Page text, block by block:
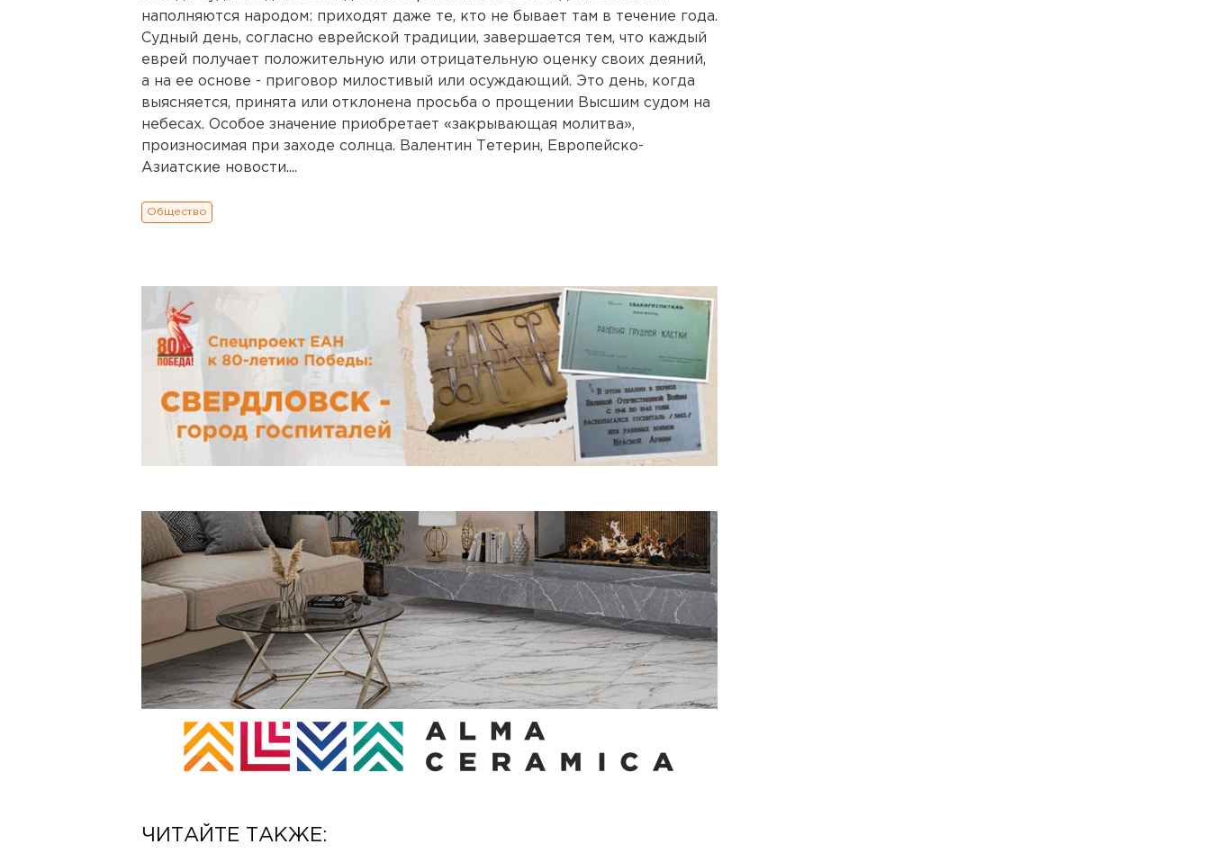
наполняются народом: приходят даже те, кто не бывает там в течение года.
Судный день, согласно еврейской традиции, завершается тем, что каждый
еврей получает положительную или отрицательную оценку своих деяний,
а на ее основе - приговор милостивый или осуждающий. Это день, когда
выясняется, принята или отклонена просьба о прощении Высшим судом на
небесах. Особое значение приобретает «закрывающая молитва»,
произносимая при заходе солнца. Валентин Тетерин, Европейско-
Азиатские новости....
Общество
ЧИТАЙТЕ ТАКЖЕ: